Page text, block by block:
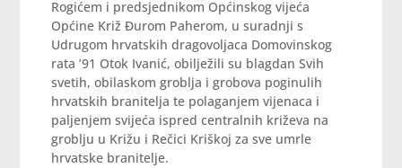
Rogićem i predsjednikom Općinskog vijeća
Općine Križ Đurom Paherom, u suradnji s
Udrugom hrvatskih dragovoljaca Domovinskog
rata ’91 Otok Ivanić, obilježili su blagdan Svih
svetih, obilaskom groblja i grobova poginulih
hrvatskih branitelja te polaganjem vijenaca i
paljenjem svijeća ispred centralnih križeva na
groblju u Križu i Rečici Kriškoj za sve umrle
hrvatske branitelje.